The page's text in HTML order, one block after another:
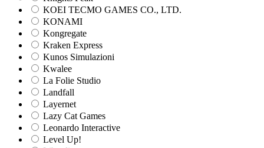
KOEI TECMO GAMES CO., LTD.
KONAMI
Kongregate
Kraken Express
Kunos Simulazioni
Kwalee
La Folie Studio
Landfall
Layernet
Lazy Cat Games
Leonardo Interactive
Level Up!